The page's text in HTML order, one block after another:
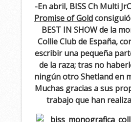
-En abril, BISS Ch Multi
Promise of Goldconsiguió
BEST IN SHOW de la
Collie Club de España,
escribir una pequeña
de la raza; tras no
ningún otro Shetland en
Muchas gracias a sus
trabajo que han